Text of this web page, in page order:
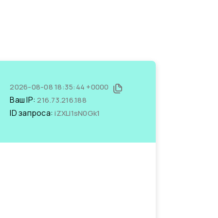
2026-08-08 18:35:44 +0000
Ваш IP:216.73.216.188
ID запроса:iZXLl1sN0Gk1